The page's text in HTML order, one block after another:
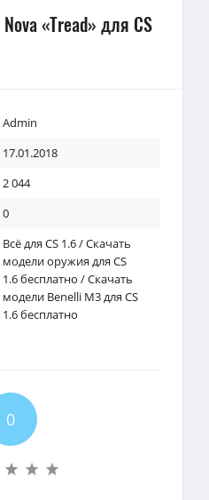
«Tread» для CS
Admin
17.01.2018
2 044
0
Всё для CS 1.6/Скачать
модели оружия для CS
1.6 бесплатно /Скачать
модели Benelli M3 для CS
1.6 бесплатно
0